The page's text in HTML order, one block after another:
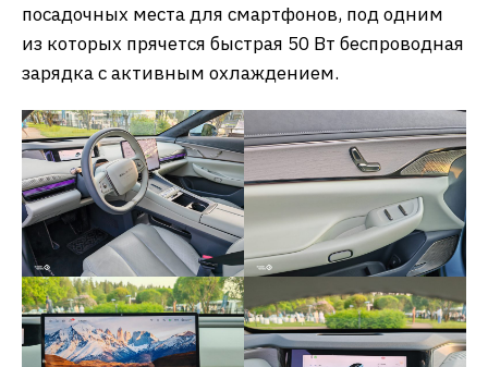
посадочных места для смартфонов, под одним
из которых прячется быстрая 50 Вт беспроводная
зарядка с активным охлаждением.